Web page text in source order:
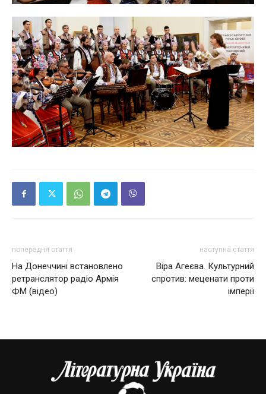
попередня стаття
На Донеччині встановлено
ретранслятор радіо Армія
ФМ (відео)
наступна стаття
Віра Агеєва. Культурний
спротив: меценати проти
імперії